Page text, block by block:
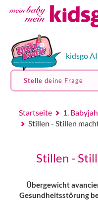
kidsgo AI
Stelle deine Frage
Startseite 1.
Stillen - Stillen
Stillen -
Übergewicht
Gesundheitsstörung